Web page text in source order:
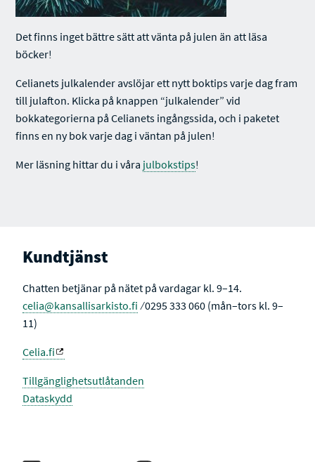
Det finns inget bättre sätt att vänta på julen än att läsa
böcker!
Celianets julkalender avslöjar ett nytt boktips varje dag fram
till julafton. Klicka på knappen “julkalender” vid
bokkategorierna på Celianets ingångssida, och i paketet
finns en ny bok varje dag i väntan på julen!
Mer läsning hittar du i våra julbokstips!
Kundtjänst
Chatten betjänar på nätet på vardagar kl. 9–14.
celia@kansallisarkisto.fi ⁄ 0295 333 060 (mån–tors kl. 9–
11)
Celia.fi
Tillgänglighetsutlåtanden
Dataskydd